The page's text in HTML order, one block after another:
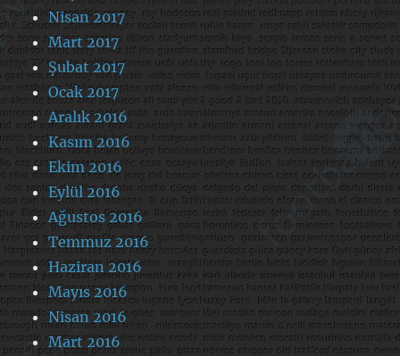
Nisan 2017
Mart 2017
Şubat 2017
Ocak 2017
Aralık 2016
Kasım 2016
Ekim 2016
Eylül 2016
Ağustos 2016
Temmuz 2016
Haziran 2016
Mayıs 2016
Nisan 2016
Mart 2016